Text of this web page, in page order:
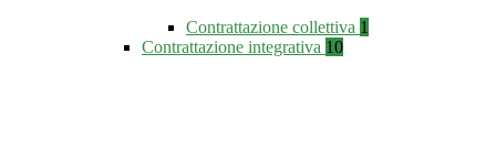
Contrattazione collettiva 1
Contrattazione integrativa 10